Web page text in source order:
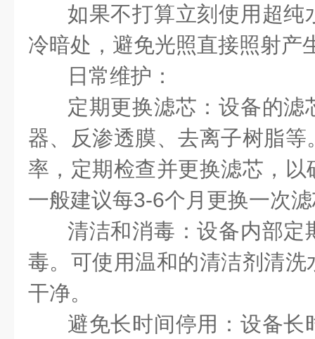
如果不打算立刻使用超纯
冷暗处，避免光照直接照射
日常维护：
定期更换滤芯：设备的滤
器、反渗透膜、去离子树脂
率，定期检查并更换滤芯，
一般建议每3-6个月更换一次
清洁和消毒：设备内部定
毒。可使用温和的清洁剂清
干净。
避免长时间停用：设备长